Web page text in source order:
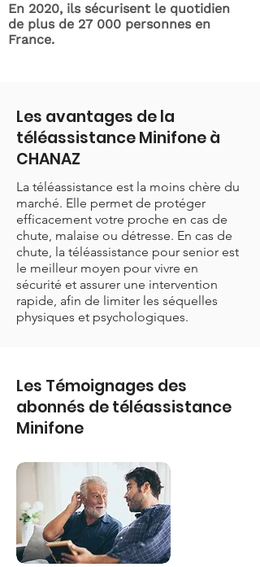
En 2020, ils sécurisent le quotidien
de plus de 27 000 personnes en
France.
Les avantages de la
téléassistance Minifone à
CHANAZ
La téléassistance est la moins chère du
marché. Elle permet de protéger
efficacement votre proche en cas de
chute, malaise ou détresse. En cas de
chute, la téléassistance pour senior est
le meilleur moyen pour vivre en
sécurité et assurer une intervention
rapide, afin de limiter les séquelles
physiques et psychologiques.
Les Témoignages des
abonnés de téléassistance
Minifone